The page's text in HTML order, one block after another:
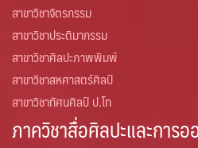
สาขาวิชาจิตรกรรม
สาขาวิชาประติมากรรม
สาขาวิชาศิลปะภาพพิมพ์
สาขาวิชาสหศาสตร์ศิลป์
สาขาวิชาทัศนศิลป์ ป.โท
ภาควิชาสื่อศิลปะและการ